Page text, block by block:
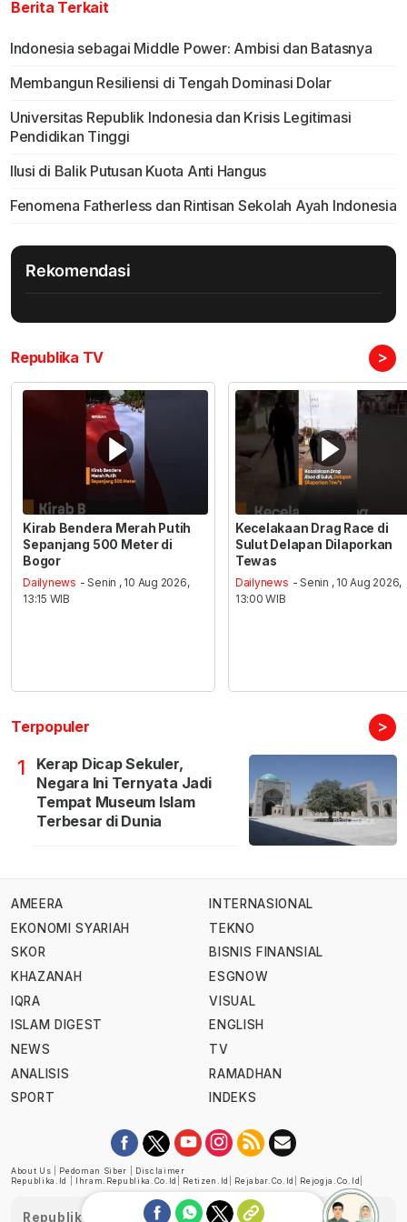
Berita Terkait
Indonesia sebagai Middle Power: Ambisi dan Batasnya
Membangun Resiliensi di Tengah Dominasi Dolar
Universitas Republik Indonesia dan Krisis Legitimasi
Pendidikan Tinggi
Ilusi di Balik Putusan Kuota Anti Hangus
Fenomena Fatherless dan Rintisan Sekolah Ayah Indonesia
Rekomendasi
Republika TV >
Kirab Bendera Merah Putih
Sepanjang 500 Meter di
Bogor
Dailynews - Senin , 10 Aug 2026,
13:15 WIB
Kecelakaan Drag Race di
Sulut Delapan Dilaporkan
Tewas
Dailynews - Senin , 10 Aug 2026,
13:00 WIB
Terpopuler >
1
Kerap Dicap Sekuler,
Negara Ini Ternyata Jadi
Tempat Museum Islam
Terbesar di Dunia
AMEERA
EKONOMI SYARIAH
SKOR
KHAZANAH
IQRA
ISLAM DIGEST
NEWS
ANALISIS
SPORT
INTERNASIONAL
TEKNO
BISNIS FINANSIAL
ESGNOW
VISUAL
ENGLISH
TV
RAMADHAN
INDEKS
About Us Pedoman Siber
Disclaimer
Republika.id
Ihram.republika.co.id Retizen.id Rejabar.co.id Rejogja.co.id
Republika telah diverifikasi oleh Dewan Pers